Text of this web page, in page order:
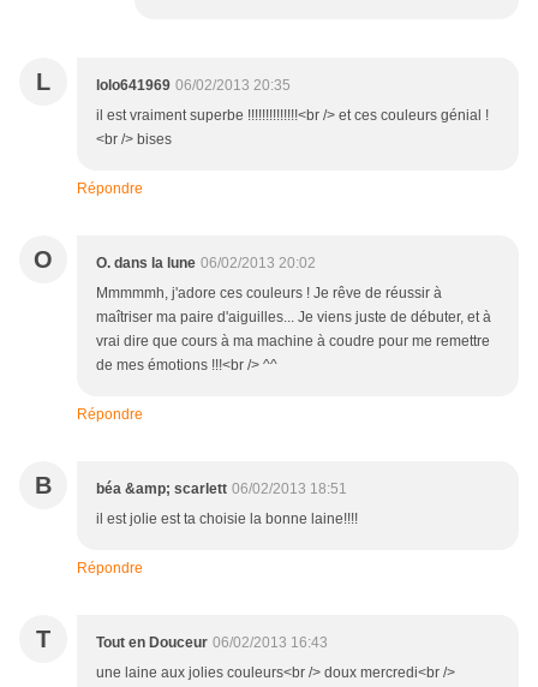
L lolo641969 06/02/2013 20:35
il est vraiment superbe !!!!!!!!!!!!!!<br /> et ces couleurs génial !
<br /> bises
Répondre
O O. dans la lune 06/02/2013 20:02
Mmmmmh, j'adore ces couleurs ! Je rêve de réussir à
maîtriser ma paire d'aiguilles... Je viens juste de débuter, et à
vrai dire que cours à ma machine à coudre pour me remettre
de mes émotions !!!<br /> ^^
Répondre
B béa &amp; scarlett 06/02/2013 18:51
il est jolie est ta choisie la bonne laine!!!!
Répondre
T Tout en Douceur 06/02/2013 16:43
une laine aux jolies couleurs<br /> doux mercredi<br />